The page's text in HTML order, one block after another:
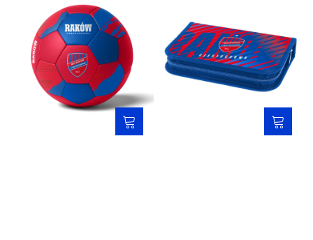
Piłka - Raków 2025/2026
Piórnik rozkładany - Raków
Częstochowa